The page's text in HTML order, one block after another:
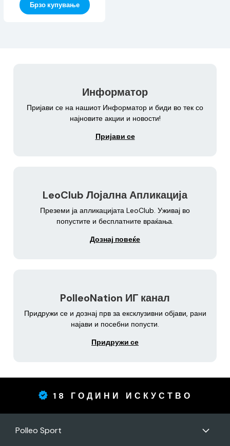
Брзо купување
Информатор
Пријави се на нашиот Информатор и биди во тек со
најновите акции и новости!
Пријави се
LeoClub Лојална Апликација
Преземи ја апликацијата LeoClub. Уживај во
попустите и бесплатните враќања.
Дознај повеќе
PolleoNation ИГ канал
Придружи се и дознај прв за ексклузивни објави, рани
најави и посебни попусти.
Придружи се
18 ГОДИНИ ИСКУСТВО
Polleo Sport